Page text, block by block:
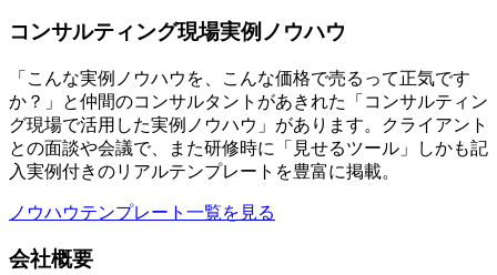
コンサルティング現場実例ノウハウ
「こんな実例ノウハウを、こんな価格で売るって正気です
か？」と仲間のコンサルタントがあきれた「コンサルティン
グ現場で活用した実例ノウハウ」があります。クライアント
との面談や会議で、また研修時に「見せるツール」しかも記
入実例付きのリアルテンプレートを豊富に掲載。
ノウハウテンプレート一覧を見る
会社概要